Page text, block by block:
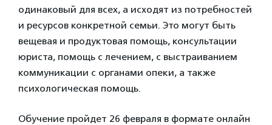
одинаковый для всех, а исходят из потребностей
и ресурсов конкретной семьи. Это могут быть
вещевая и продуктовая помощь, консультации
юриста, помощь с лечением, с выстраиванием
коммуникации с органами опеки, а также
психологическая помощь.
Обучение пройдет 26 февраля в формате онлайн